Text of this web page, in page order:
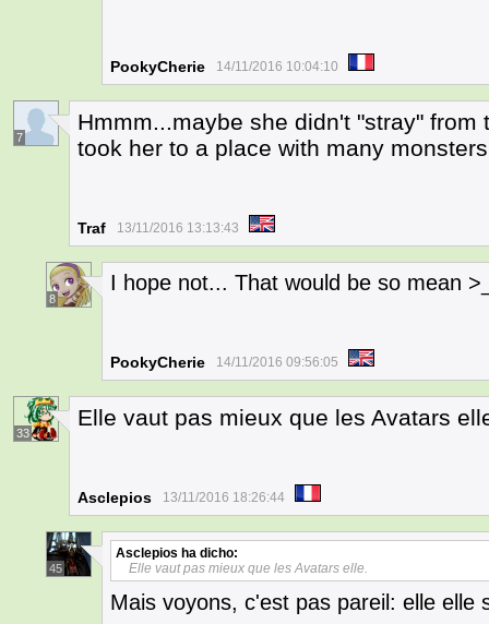
PookyCherie 14/11/2016 10:04:10
7
Hmmm...maybe she didn't "stray"
took her to a place with many
Traf 13/11/2016 13:13:43
8
I hope not... That would be so mean
PookyCherie 14/11/2016 09:56:05
33
Elle vaut pas mieux que les Avatars
Asclepios 13/11/2016 18:26:44
45
Asclepios ha dicho:
Elle vaut pas mieux que les Avatars elle.
Mais voyons, c'est pas pareil: elle elle